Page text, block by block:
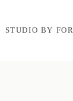
STUDIO BY